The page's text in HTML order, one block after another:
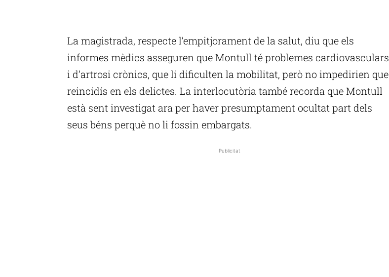
La magistrada, respecte l’empitjorament de la salut, diu que els
informes mèdics asseguren que Montull té problemes cardiovasculars
i d’artrosi crònics, que li dificulten la mobilitat, però no impedirien que
reincidís en els delictes. La interlocutòria també recorda que Montull
està sent investigat ara per haver presumptament ocultat part dels
seus béns perquè no li fossin embargats.
Publicitat